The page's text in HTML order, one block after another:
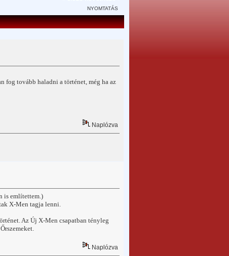
NYOMTATÁS
fog tovább haladni a történet, még ha az
Naplózva
is említettem.)
X-Men tagja lenni.
Az Új X-Men csapatban tényleg
Naplózva